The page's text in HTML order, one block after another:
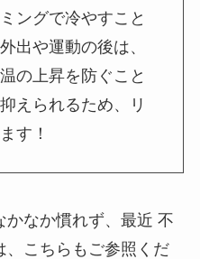
ングで冷やすこと
出や運動の後は、
の上昇を防ぐこと
えられるため、リ
す！
かなか慣れず、最近 不
、こちらもご参照くだ